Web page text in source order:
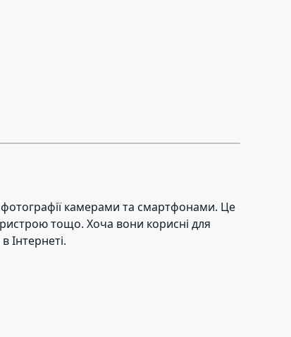
камерами та смартфонами. Це
тощо. Хоча вони корисні для
Інтернеті.